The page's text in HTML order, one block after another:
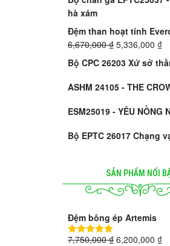
hà xám
Đệm than hoạt tính
6,670,000₫ 5,336,000 ₫
Bộ CPC 26203 Xứ sở
ASHM 24105 - THE
ESM25019 - YÊU NỒNG
Bộ EPTC 26017 Chạng
SẢN PHẨM NỔI
Đệm bông ép Artemis
5.00trên 5
7,750,000₫ 6,200,000 ₫